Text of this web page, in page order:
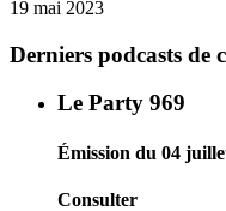
19 mai 2023
Derniers podcasts de
Le Party 969
Émission du 04
Consulter